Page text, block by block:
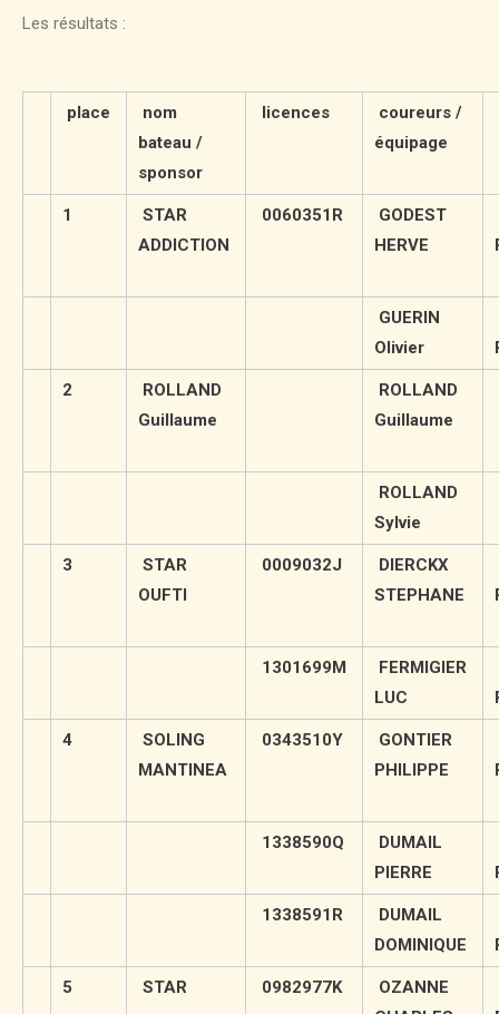
Les résultats :
place
nom
bateau /
sponsor
licences
coureurs /
équipage
1
STAR
ADDICTION
0060351R
GODEST
HERVE
GUERIN
Olivier
2
ROLLAND
Guillaume
ROLLAND
Guillaume
ROLLAND
Sylvie
3
STAR
OUFTI
0009032J
DIERCKX
STEPHANE
1301699M
FERMIGIER
LUC
4
SOLING
MANTINEA
0343510Y
GONTIER
PHILIPPE
1338590Q
DUMAIL
PIERRE
1338591R
DUMAIL
DOMINIQUE
5 STAR 0982977K
OZANNE